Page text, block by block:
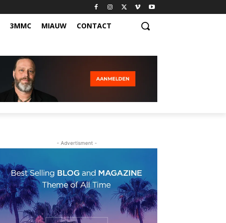
3MMC MIAUW CONTACT
- Advertisment -